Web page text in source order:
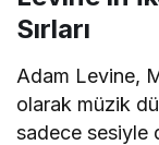
Sırları
Adam Levine,
olarak müzik
sadece sesiyle